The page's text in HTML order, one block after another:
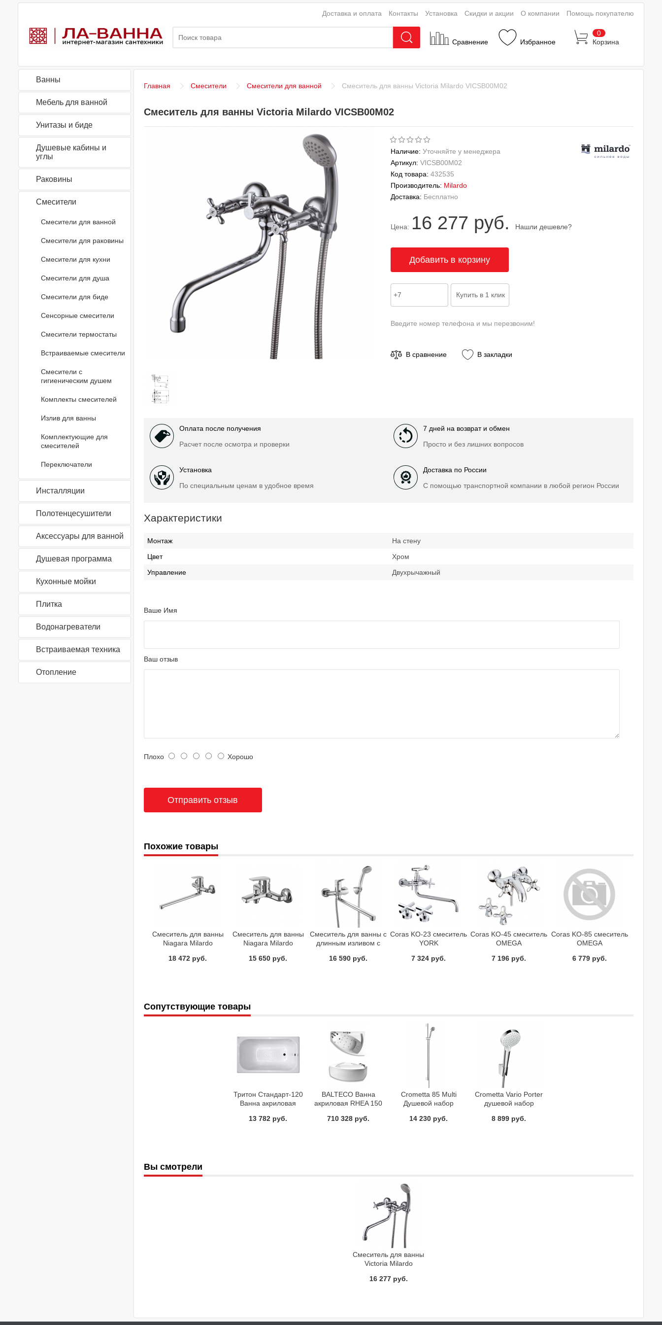
Сравнение Избранное
0
Корзина
Доставка и оплата Контакты Установка Скидки и акции О компании Помощь покупателю
Ванны
Мебель для ванной
Унитазы и биде
Душевые кабины и
углы
Раковины
Смесители
Смесители для ванной
Смесители для раковины
Смесители для кухни
Смесители для душа
Смесители для биде
Сенсорные смесители
Смесители термостаты
Встраиваемые смесители
Смесители с
гигиеническим душем
Комплекты смесителей
Излив для ванны
Комплектующие для
смесителей
Переключатели
Инсталляции
Полотенцесушители
Аксессуары для ванной
Душевая программа
Кухонные мойки
Плитка
Водонагреватели
Встраиваемая техника
Отопление
Главная Смесители Смесители для ванной Смеситель для ванны Victoria Milardo VICSB00M02
Смеситель для ванны Victoria Milardo VICSB00M02
Наличие: Уточняйте у менеджера
Артикул: VICSB00M02
Код товара: 432535
Производитель: Milardo
Доставка: Бесплатно
Цена: 16 277 руб. Нашли дешевле?
Введите номер телефона и мы перезвоним!
В сравнение В закладки
Оплата после получения
Расчет после осмотра и проверки
7 дней на возврат и обмен
Просто и без лишних вопросов
Установка
По специальным ценам в удобное время
Доставка по России
С помощью транспортной компании в любой регион России
Характеристики
Монтаж
На стену
Цвет
Хром
Управление
Двухрычажный
Ваше Имя
Ваш отзыв
Плохо Хорошо
Похожие товары
Смеситель для ванны
Niagara Milardo
18 472 руб.
Смеситель для ванны
Niagara Milardo
15 650 руб.
Смеситель для ванны с
длинным изливом с
дивертором Enisey
16 590 руб.
Coras KO-23 смеситель
YORK
7 324 руб.
Coras KO-45 смеситель
OMEGA
7 196 руб.
Coras KO-85 смеситель
OMEGA
6 779 руб.
Сопутствующие товары
Тритон Стандарт-120
Ванна акриловая
13 782 руб.
BALTECO Ванна
акриловая RHEA 150
710 328 руб.
Crometta 85 Multi
Душевой набор
14 230 руб.
Crometta Vario Porter
душевой набор
8 899 руб.
Вы смотрели
Смеситель для ванны
Victoria Milardo
16 277 руб.